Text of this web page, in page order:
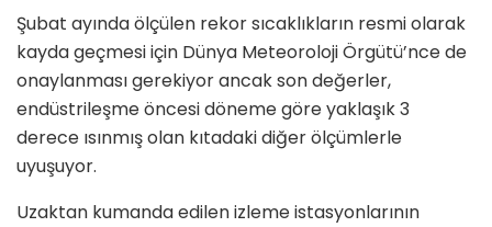
Şubat ayında ölçülen rekor sıcaklıkların resmi olarak
kayda geçmesi için Dünya Meteoroloji Örgütü’nce de
onaylanması gerekiyor ancak son değerler,
endüstrileşme öncesi döneme göre yaklaşık 3
derece ısınmış olan kıtadaki diğer ölçümlerle
uyuşuyor.
Uzaktan kumanda edilen izleme istasyonlarının